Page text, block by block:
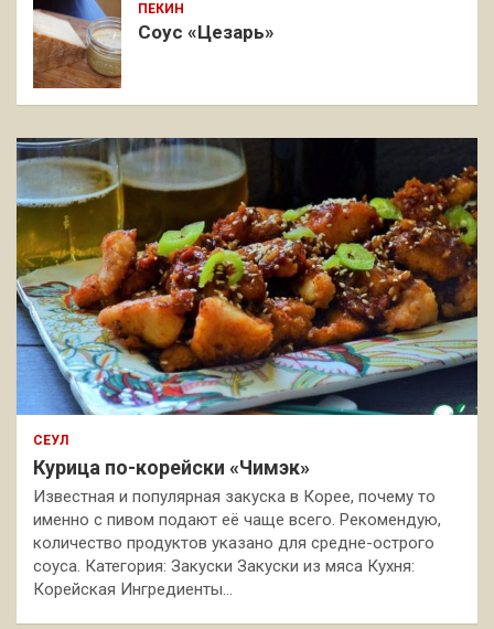
ПЕКИН
Соус «Цезарь»
СЕУЛ
Курица по-корейски «Чимэк»
Известная и популярная закуска в Корее, почему то
именно с пивом подают её чаще всего. Рекомендую,
количество продуктов указано для средне-острого
соуса. Категория: Закуски Закуски из мяса Кухня:
Корейская Ингредиенты…